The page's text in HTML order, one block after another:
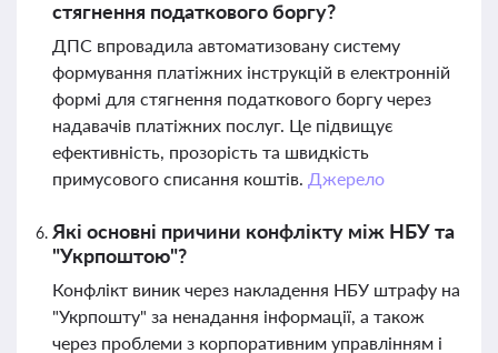
стягнення податкового боргу?
ДПС впровадила автоматизовану систему
формування платіжних інструкцій в електронній
формі для стягнення податкового боргу через
надавачів платіжних послуг. Це підвищує
ефективність, прозорість та швидкість
примусового списання коштів. Джерело
Які основні причини конфлікту між НБУ та
"Укрпоштою"?
Конфлікт виник через накладення НБУ штрафу на
"Укрпошту" за ненадання інформації, а також
через проблеми з корпоративним управлінням і